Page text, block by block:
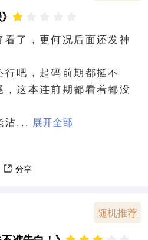
了，更何况后面还发神
吧，起码前期都挺不
这本连前期都看着都没
沾... 展开全部
分享
随机推荐